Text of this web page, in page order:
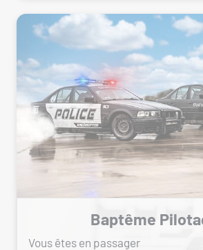
Baptême
Vous êtes en passager